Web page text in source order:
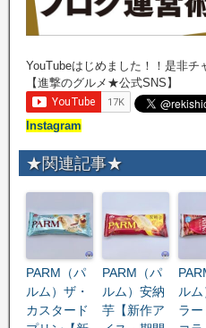
YouTubeはじめました！！是非チ
【進撃のグルメ★公式SNS】
Instagram
★関連記事★
PARM（パ
ルム）ザ・
カスタード
PARM（パ
ルム）安納
芋【新作ア
ルム
ラー